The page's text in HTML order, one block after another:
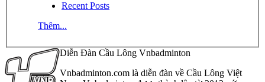
Recent Posts
Thêm...
Diễn Đàn Cầu Lông Vnbadminton
Vnbadminton.com là diễn đàn về Cầu Lông Việt